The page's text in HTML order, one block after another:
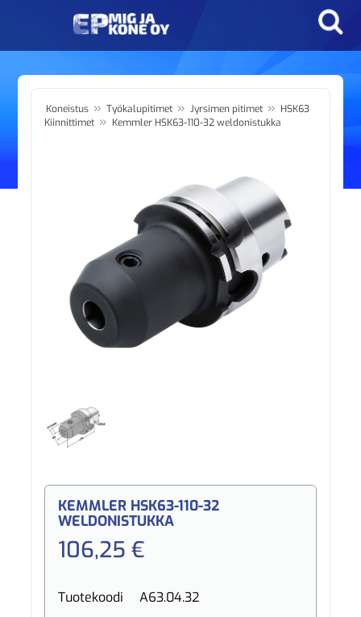
Koneistus » Työkalupitimet » Jyrsimen pitimet » HSK63
Kiinnittimet » Kemmler HSK63-110-32 weldonistukka
KEMMLER HSK63-110-32
WELDONISTUKKA
106,25 €
Tuotekoodi A63.04.32